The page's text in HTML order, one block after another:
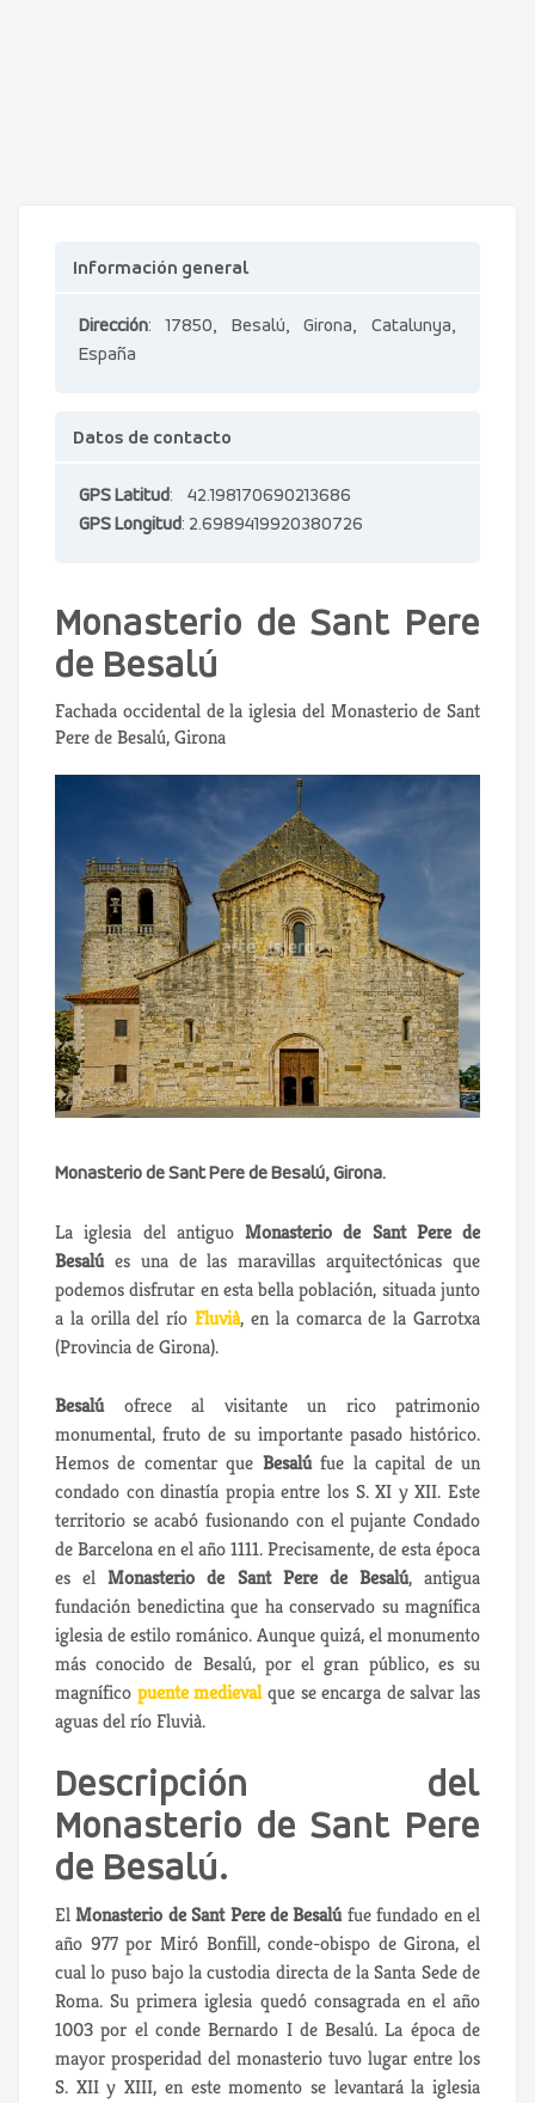
Información general
Dirección: 17850, Besalú, Girona, Catalunya,
España
Datos de contacto
GPS Latitud: 42.198170690213686
GPS Longitud: 2.6989419920380726
Monasterio de Sant Pere
de Besalú
Fachada occidental de la iglesia del Monasterio de Sant
Pere de Besalú, Girona
Monasterio de Sant Pere de Besalú, Girona.
La iglesia del antiguo Monasterio de Sant Pere de
Besalúes una de las maravillas arquitectónicas que
podemos disfrutar en esta bella población, situada junto
a la orilla del ríoFluvià, en la comarca de la Garrotxa
(Provincia de Girona).
Besalúofrece al visitante un rico patrimonio
monumental, fruto de su importante pasado histórico.
Hemos de comentar que Besalúfue la capital de un
condado con dinastía propia entre los S. XI y XII. Este
territorio se acabó fusionando con el pujante Condado
de Barcelona en el año 1111. Precisamente, de esta época
es elMonasterio de Sant Pere de Besalú, antigua
fundación benedictina que ha conservado su magnífica
iglesia de estilo románico. Aunque quizá, el monumento
más conocido de Besalú, por el gran público, es su
magnífico puente medievalque se encarga de salvar las
aguas del río Fluvià.
Descripción del
Monasterio de Sant Pere
de Besalú.
ElMonasterio de Sant Pere de Besalúfue fundado en el
año 977 por Miró Bonfill, conde-obispo de Girona, el
cual lo puso bajo la custodia directa de la Santa Sede de
Roma. Su primera iglesia quedó consagrada en el año
1003 por el conde Bernardo I de Besalú. La época de
mayor prosperidad del monasterio tuvo lugar entre los
S. XII y XIII, en este momento se levantará la iglesia